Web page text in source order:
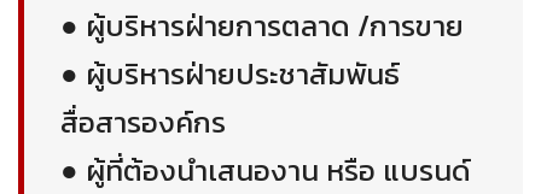
● ผู้บริหารฝ่ายการตลาด /การขาย
● ผู้บริหารฝ่ายประชาสัมพันธ์
สื่อสารองค์กร
● ผู้ที่ต้องนำเสนองาน หรือ แบรนด์